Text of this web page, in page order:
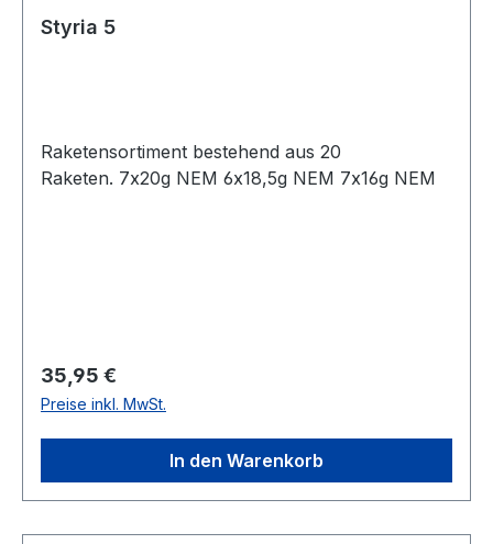
Styria 5
Raketensortiment bestehend aus 20
Raketen. 7x20g NEM 6x18,5g NEM 7x16g NEM
Regulärer Preis:
35,95 €
Preise inkl. MwSt.
In den Warenkorb